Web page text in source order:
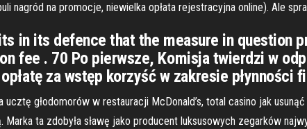
nagród na promocje, niewielka opłata rejestracyjna online). Ale
in its defence that the measure in question
fee . 70 Po pierwsze, Komisja twierdzi w
za wstęp korzyść w zakresie płynności
głodomorów w restauracji McDonald’s, total casino jak
ta zdobyła sławę jako producent luksusowych zegarków